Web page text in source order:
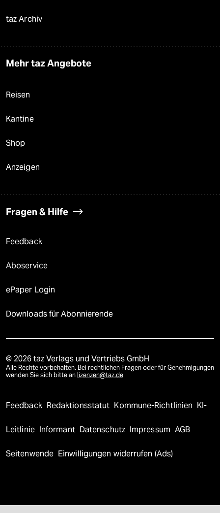
taz Archiv
Mehr taz Angebote
Reisen
Kantine
Shop
Anzeigen
Fragen & Hilfe
Feedback
Aboservice
ePaper Login
Downloads für Abonnierende
© 2026 taz Verlags und Vertriebs GmbH
Alle Rechte vorbehalten. Bei rechtlichen Fragen oder für Genehmigungen
wenden Sie sich bitte an lizenzen@taz.de
Feedback Redaktionsstatut Kommune-Richtlinien KI-
Leitlinie Informant Datenschutz Impressum AGB
Seitenwende Einwilligungen widerrufen (Ads)